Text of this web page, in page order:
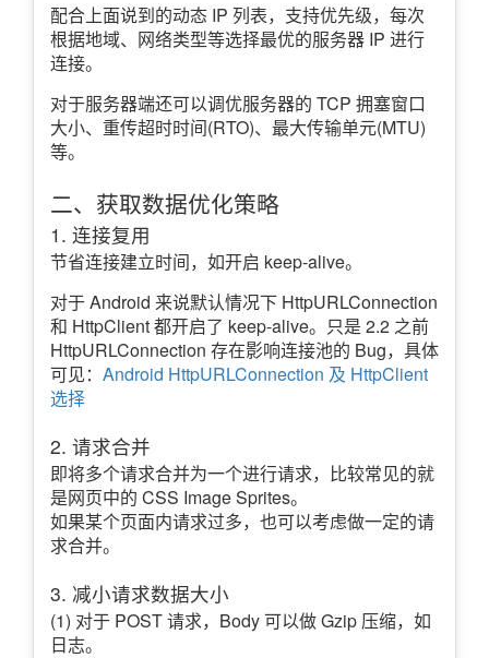
配合上面说到的动态 IP 列表，支持优先级，每次
根据地域、网络类型等选择最优的服务器 IP 进行
连接。
对于服务器端还可以调优服务器的 TCP 拥塞窗口
大小、重传超时时间(RTO)、最大传输单元(MTU)
等。
二、获取数据优化策略
1. 连接复用
节省连接建立时间，如开启 keep-alive。
对于 Android 来说默认情况下 HttpURLConnection
和 HttpClient 都开启了 keep-alive。只是 2.2 之前
HttpURLConnection 存在影响连接池的 Bug，具体
可见： Android HttpURLConnection 及 HttpClient
选择
2. 请求合并
即将多个请求合并为一个进行请求，比较常见的就
是网页中的 CSS Image Sprites。
如果某个页面内请求过多，也可以考虑做一定的请
求合并。
3. 减小请求数据大小
(1) 对于 POST 请求，Body 可以做 Gzip 压缩，如
日志。